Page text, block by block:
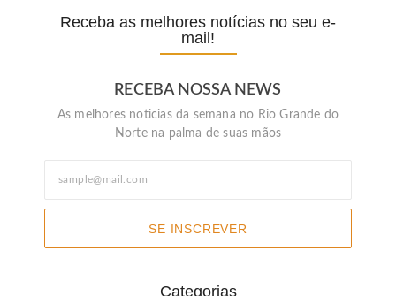
Receba as melhores notícias no seu e-
mail!
RECEBA NOSSA NEWS
As melhores noticias da semana no Rio Grande do
Norte na palma de suas mãos
SE INSCREVER
Categorias